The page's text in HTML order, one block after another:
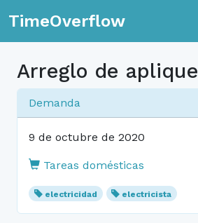
TimeOverflow
Arreglo de aplique
Demanda
9 de octubre de 2020
Tareas domésticas
electricidad electricista